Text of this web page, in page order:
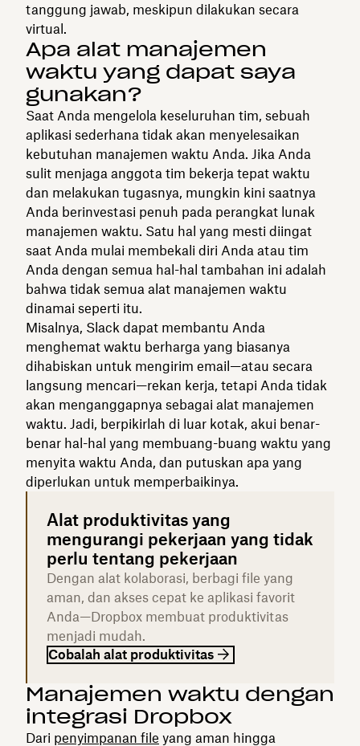
tanggung jawab, meskipun dilakukan secara
virtual.
Apa alat manajemen
waktu yang dapat saya
gunakan?
Saat Anda mengelola keseluruhan tim, sebuah
aplikasi sederhana tidak akan menyelesaikan
kebutuhan manajemen waktu Anda. Jika Anda
sulit menjaga anggota tim bekerja tepat waktu
dan melakukan tugasnya, mungkin kini saatnya
Anda berinvestasi penuh pada perangkat lunak
manajemen waktu. Satu hal yang mesti diingat
saat Anda mulai membekali diri Anda atau tim
Anda dengan semua hal-hal tambahan ini adalah
bahwa tidak semua alat manajemen waktu
dinamai seperti itu.
Misalnya, Slack dapat membantu Anda
menghemat waktu berharga yang biasanya
dihabiskan untuk mengirim email—atau secara
langsung mencari—rekan kerja, tetapi Anda tidak
akan menganggapnya sebagai alat manajemen
waktu. Jadi, berpikirlah di luar kotak, akui benar-
benar hal-hal yang membuang-buang waktu yang
menyita waktu Anda, dan putuskan apa yang
diperlukan untuk memperbaikinya.
Alat produktivitas yang
mengurangi pekerjaan yang tidak
perlu tentang pekerjaan
Dengan alat kolaborasi, berbagi file yang
aman, dan akses cepat ke aplikasi favorit
Anda—Dropbox membuat produktivitas
menjadi mudah.
Cobalah alat produktivitas
Manajemen waktu dengan
integrasi Dropbox
Dari penyimpanan file yang aman hingga